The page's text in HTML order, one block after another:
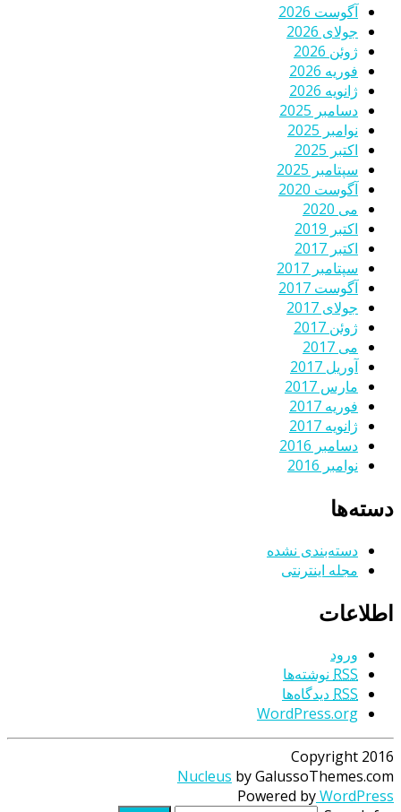
آگوست 2026
جولای 2026
ژوئن 2026
فوریه 2026
ژانویه 2026
دسامبر 2025
نوامبر 2025
اکتبر 2025
سپتامبر 2025
آگوست 2020
می 2020
اکتبر 2019
اکتبر 2017
سپتامبر 2017
آگوست 2017
جولای 2017
ژوئن 2017
می 2017
آوریل 2017
مارس 2017
فوریه 2017
ژانویه 2017
دسامبر 2016
نوامبر 2016
دسته‌ها
دسته‌بندی نشده
مجله اینترنتی
اطلاعات
ورود
RSS نوشته‌ها
RSSدیدگاه‌ها
WordPress.org
Copyright 2016
Nucleus by GalussoThemes.com
Powered byWordPress